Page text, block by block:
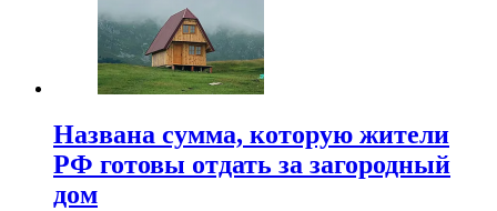
Названа сумма, которую жители
РФ готовы отдать за загородный
дом